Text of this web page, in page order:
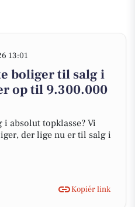
13:01
boliger til salg i
op til 9.300.000
absolut topklasse? Vi
der lige nu er til salg i
Kopiér link